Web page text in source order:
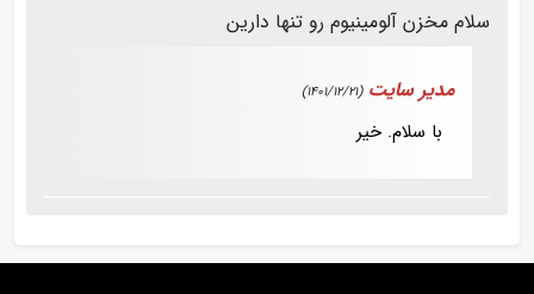
سلام مخزن آلومینیوم رو تنها دارین
مدیر سایت (1401/12/21)
با سلام. خیر